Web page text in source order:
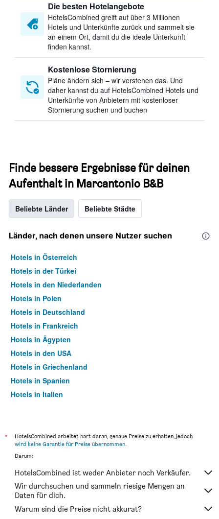
Die besten Hotelangebote
HotelsCombined greift auf über 3 Millionen
Hotels und Unterkünfte zurück und sammelt sie
an einem Ort, damit du die ideale Unterkunft
finden kannst.
Kostenlose Stornierung
Pläne ändern sich – wir verstehen das. Und
daher kannst du auf HotelsCombined Hotels und
Unterkünfte von Anbietern mit kostenloser
Stornierung suchen und buchen
Finde bessere Ergebnisse für deinen
Aufenthalt in Marcantonio B&B
Beliebte Länder Beliebte Städte
Länder, nach denen unsere Nutzer suchen
Hotels in Österreich
Hotels in der Türkei
Hotels in den Niederlanden
Hotels in Polen
Hotels in Deutschland
Hotels in Frankreich
Hotels in Ägypten
Hotels in den USA
Hotels in Griechenland
Hotels in Spanien
Hotels in Italien
*
HotelsCombined arbeitet hart daran, genaue Preise zu erhalten, jedoch
wird keine Garantie für Preise übernommen.
Darum:
HotelsCombined ist weder Anbieter noch Verkäufer.
Wir durchsuchen und sammeln riesige Mengen an
Daten für dich.
Warum sind die Preise nicht akkurat?